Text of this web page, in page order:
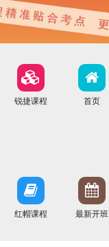
锐捷课程 首页
红帽课程 最新开班